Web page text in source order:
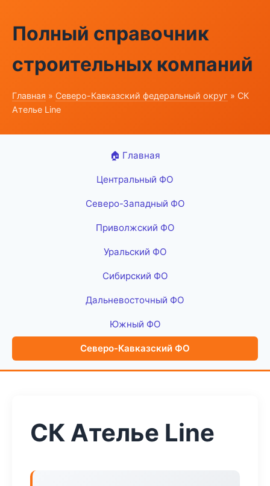
Полный справочник
строительных компаний
Главная » Северо-Кавказский федеральный округ » СК
Ателье Line
🏠 Главная
Центральный ФО
Северо-Западный ФО
Приволжский ФО
Уральский ФО
Сибирский ФО
Дальневосточный ФО
Южный ФО
Северо-Кавказский ФО
СК Ателье Line